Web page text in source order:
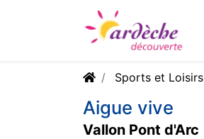
Sports et Loisirs
Aigue vive
Vallon Pont d'Arc